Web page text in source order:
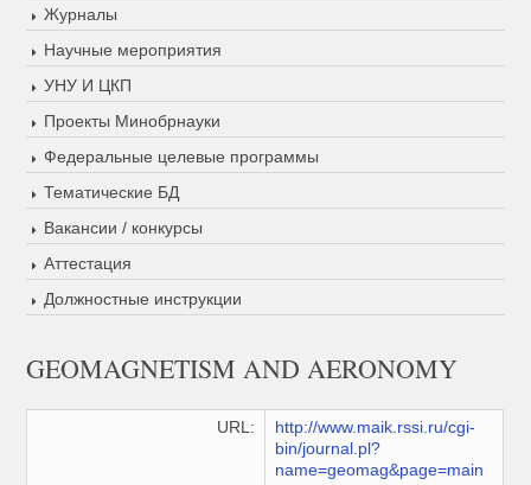
Журналы
Научные мероприятия
УНУ И ЦКП
Проекты Минобрнауки
Федеральные целевые программы
Тематические БД
Вакансии / конкурсы
Аттестация
Должностные инструкции
GEOMAGNETISM AND AERONOMY
URL:
http://www.maik.rssi.ru/cgi-
bin/journal.pl?
name=geomag&page=main